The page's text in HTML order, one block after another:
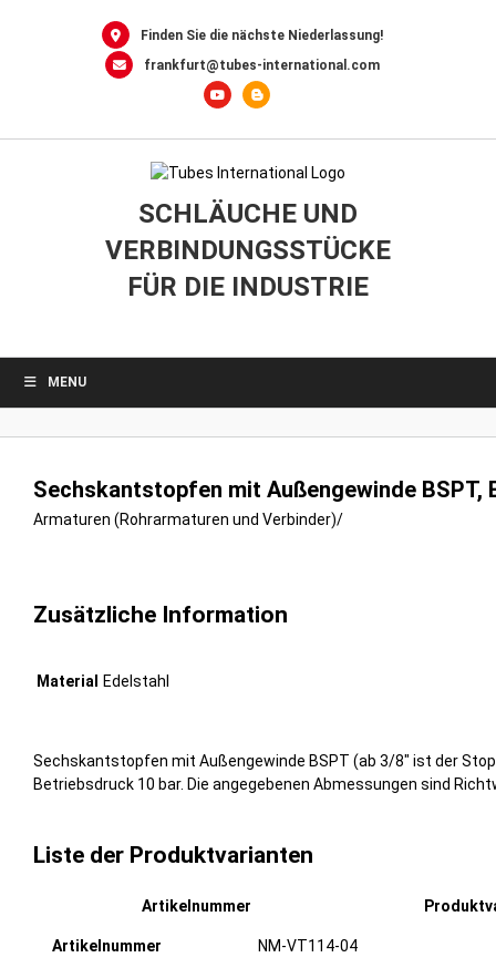
Finden Sie die nächste Niederlassung!
frankfurt@tubes-international.com
SCHLÄUCHE UND
VERBINDUNGSSTÜCKE
FÜR DIE INDUSTRIE
MENU
Sechskantstopfen mit Außengewinde BSPT,
Armaturen (Rohrarmaturen und Verbinder)/
Zusätzliche Information
Material Edelstahl
Sechskantstopfen mit Außengewinde BSPT (ab 3/8″ ist der
Betriebsdruck 10 bar. Die angegebenen Abmessungen sind
Liste der Produktvarianten
Artikelnummer
NM-VT114-04